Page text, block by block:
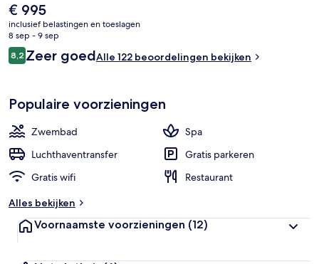
bars/lounges, een gratis kinderclub en een bar aan het zwembad.
De
huidige
prijs
is
€ 995
€ 995
inclusief belastingen en toeslagen
8 sep - 9 sep
Beoordelingen
8,28,2 op 10 –
Zeer goedAlle 122 beoordelingen bekijken
Populaire voorzieningen
Zwembad
Spa
Luchthaventransfer
Gratis parkeren
Gratis wifi
Restaurant
Alles bekijken
Voornaamste voorzieningen (12)